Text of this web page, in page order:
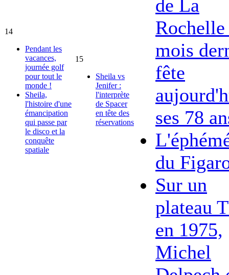
14
Pendant les
vacances,
journée golf
pour tout le
monde !
Sheila,
l'histoire d'une
émancipation
qui passe par
le disco et la
conquête
spatiale
15
Sheila vs
Jenifer :
l'interprète
de Spacer
en tête des
réservations
de La
mois
fête
ses 78
du
Sur un
plateau
en 1975,
Michel